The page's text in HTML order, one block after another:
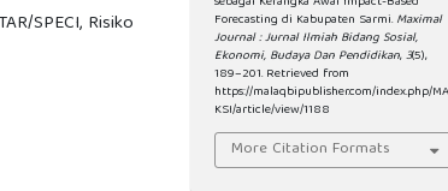
SPECI, Risiko
Forecasting di Kabupaten Sarmi.Maximal
Journal : Jurnal Ilmiah Bidang Sosial,
Ekonomi, Budaya Dan Pendidikan,3(5),
189–201. Retrieved from
https://malaqbipublisher.com/index.php/MA
KSI/article/view/1188
More Citation Formats